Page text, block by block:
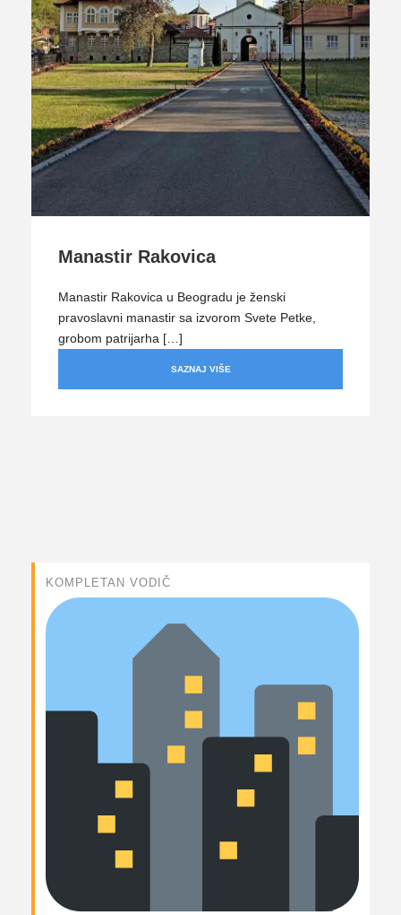
Manastir Rakovica
Manastir Rakovica u Beogradu je ženski
pravoslavni manastir sa izvorom Svete Petke,
grobom patrijarha […]
SAZNAJ VIŠE
KOMPLETAN VODIČ